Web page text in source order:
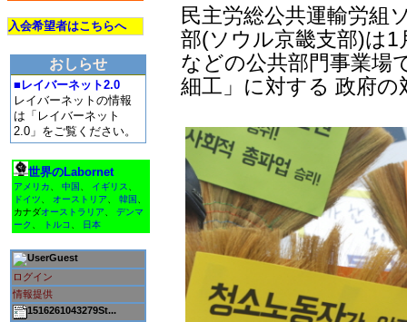
入会希望者はこちらへ
おしらせ
■レイバーネット2.0
レイバーネットの情報
は「レイバーネット
2.0」をご覧ください。
世界のLabornet
アメリカ 中国 イギリス
ドイツ
オーストリア 韓国
カナダオーストラリア
デンマ
ーク
トルコ 日本
Guest
ログイン
情報提供
1516261043279St...
民主労総公共運輸労組
部(ソウル京畿支部)は
などの公共部門事業場
細工」に対する 政府